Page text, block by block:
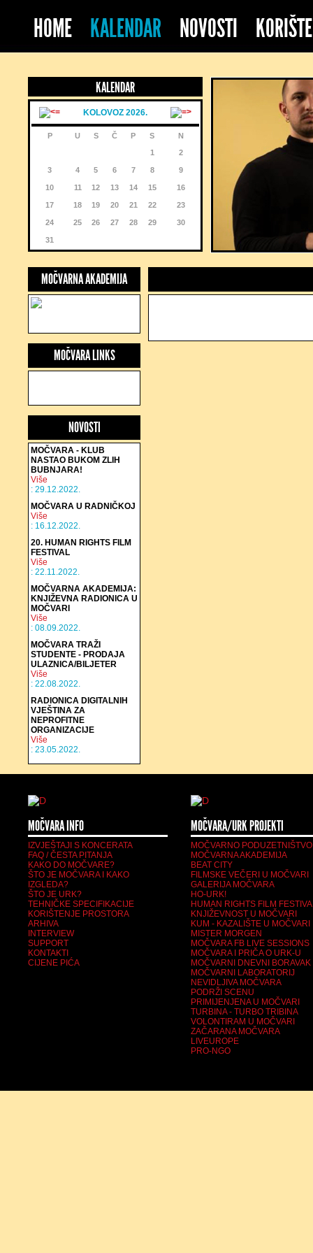
HOME KALENDAR NOVOSTI
KALENDAR
KOLOVOZ 2026.
P U S Č P S
N
1
2
3 4 5 6 7 8 9
10 11 12 13 14 15 16
17 18 19 20 21 22 23
24 25 26 27 28 29 30
31
MOČVARNA AKADEMIJA
MOČVARA LINKS
NOVOSTI
MOČVARA - KLUB
NASTAO BUKOM ZLIH
BUBNJARA!
Više
: 29.12.2022.
MOČVARA U RADNIČKOJ
Više
: 16.12.2022.
20. HUMAN RIGHTS FILM
FESTIVAL
Više
: 22.11.2022.
MOČVARNA AKADEMIJA:
KNJIŽEVNA RADIONICA U
MOČVARI
Više
: 08.09.2022.
MOČVARA TRAŽI
STUDENTE - PRODAJA
ULAZNICA/BILJETER
Više
: 22.08.2022.
RADIONICA DIGITALNIH
VJEŠTINA ZA
NEPROFITNE
ORGANIZACIJE
Više
: 23.05.2022.
MOČVARA INFO
IZVJEŠTAJI S KONCERATA
FAQ / ČESTA PITANJA
KAKO DO MOČVARE?
ŠTO JE MOČVARA I KAKO
IZGLEDA?
ŠTO JE URK?
TEHNIČKE SPECIFIKACIJE
KORIŠTENJE PROSTORA
ARHIVA
INTERVIEW
SUPPORT
KONTAKTI
CIJENE PIĆA
MOČVARA/URK PROJEKTI
MOČVARNO PODUZETNIŠTVO
MOČVARNA AKADEMIJA
BEAT CITY
FILMSKE VEČERI U MOČVARI
GALERIJA MOČVARA
HO-URK!
HUMAN RIGHTS FILM
KNJIŽEVNOST U MOČVARI
KUM - KAZALIŠTE U MOČVARI
MISTER MORGEN
MOČVARA FB LIVE SESSIONS
MOČVARA I PRIČA O URK-U
MOČVARNI DNEVNI BORAVAK
MOČVARNI LABORATORIJ
NEVIDLJIVA MOČVARA
PODRŽI SCENU
PRIMIJENJENA U MOČVARI
TURBINA - TURBO TRIBINA
VOLONTIRAM U MOČVARI
ZAČARANA MOČVARA
LIVEUROPE
PRO-NGO